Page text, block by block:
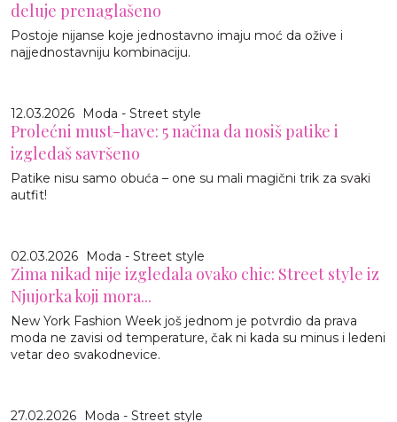
deluje prenaglašeno
Postoje nijanse koje jednostavno imaju moć da ožive i
najjednostavniju kombinaciju.
12.03.2026 Moda - Street style
Prolećni must-have: 5 načina da nosiš patike i
izgledaš savršeno
Patike nisu samo obuća – one su mali magični trik za svaki
autfit!
02.03.2026 Moda - Street style
Zima nikad nije izgledala ovako chic: Street style iz
Njujorka koji mora...
New York Fashion Week još jednom je potvrdio da prava
moda ne zavisi od temperature, čak ni kada su minus i ledeni
vetar deo svakodnevice.
27.02.2026 Moda - Street style